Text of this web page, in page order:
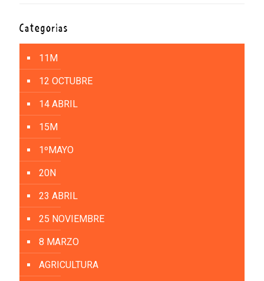
Categorías
11M
12 OCTUBRE
14 ABRIL
15M
1ºMAYO
20N
23 ABRIL
25 NOVIEMBRE
8 MARZO
AGRICULTURA